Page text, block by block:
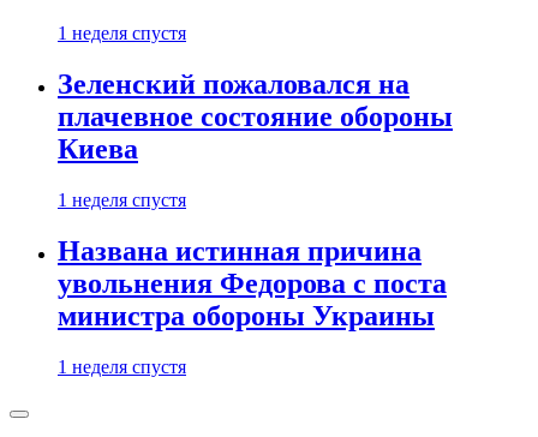
1 неделя спустя
Зеленский пожаловался на
плачевное состояние обороны
Киева
1 неделя спустя
Названа истинная причина
увольнения Федорова с поста
министра обороны Украины
1 неделя спустя